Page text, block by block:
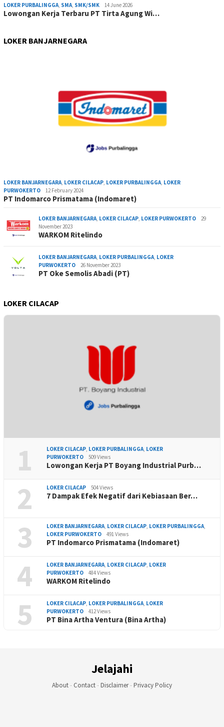
LOKER PURBALINGGA, SMA, SMK/SMK 14 June 2026
Lowongan Kerja Terbaru PT Tirta Agung Wi…
LOKER BANJARNEGARA
LOKER BANJARNEGARA, LOKER CILACAP, LOKER PURBALINGGA, LOKER
PURWOKERTO
12 February 2024
PT Indomarco Prismatama (Indomaret)
LOKER BANJARNEGARA, LOKER CILACAP, LOKER PURWOKERTO
29
November 2023
WARKOM Ritelindo
LOKER BANJARNEGARA, LOKER PURBALINGGA, LOKER
PURWOKERTO
26 November 2023
PT Oke Semolis Abadi (PT)
LOKER CILACAP
1 LOKER CILACAP, LOKER PURBALINGGA, LOKER
PURWOKERTO
509 Views
Lowongan Kerja PT Boyang Industrial Purb…
2 LOKER CILACAP 504 Views
7 Dampak Efek Negatif dari Kebiasaan Ber…
3 LOKER BANJARNEGARA, LOKER CILACAP, LOKER PURBALINGGA,
LOKER PURWOKERTO
491 Views
PT Indomarco Prismatama (Indomaret)
4 LOKER BANJARNEGARA, LOKER CILACAP, LOKER
PURWOKERTO
484 Views
WARKOM Ritelindo
5 LOKER CILACAP, LOKER PURBALINGGA, LOKER
PURWOKERTO
412 Views
PT Bina Artha Ventura (Bina Artha)
Jelajahi
About- Contact- Disclaimer- Privacy Policy